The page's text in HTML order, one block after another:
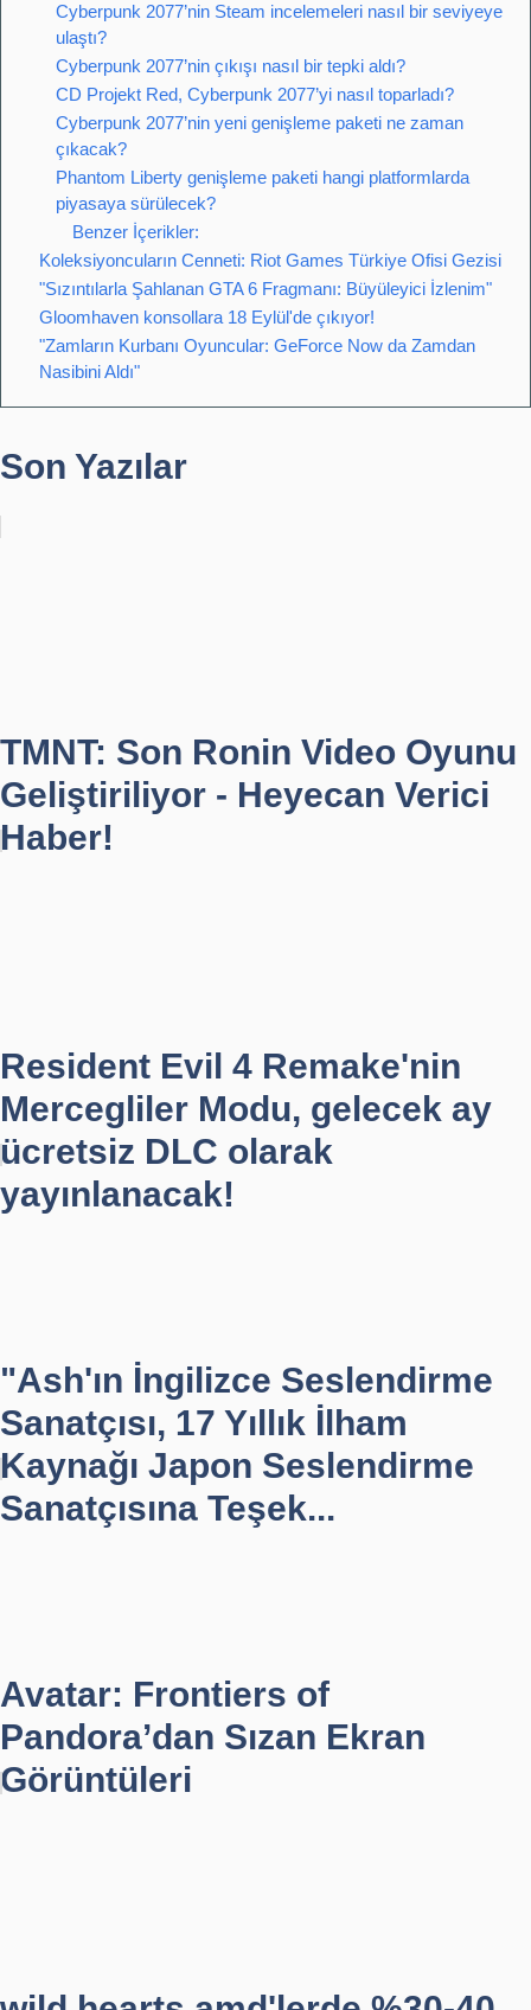
Cyberpunk 2077’nin Steam incelemeleri nasıl bir seviyeye
ulaştı?
Cyberpunk 2077’nin çıkışı nasıl bir tepki aldı?
CD Projekt Red, Cyberpunk 2077’yi nasıl toparladı?
Cyberpunk 2077’nin yeni genişleme paketi ne zaman
çıkacak?
Phantom Liberty genişleme paketi hangi platformlarda
piyasaya sürülecek?
Benzer İçerikler:
Koleksiyoncuların Cenneti: Riot Games Türkiye Ofisi Gezisi
"Sızıntılarla Şahlanan GTA 6 Fragmanı: Büyüleyici İzlenim"
Gloomhaven konsollara 18 Eylül'de çıkıyor!
"Zamların Kurbanı Oyuncular: GeForce Now da Zamdan
Nasibini Aldı"
Son Yazılar
TMNT: Son Ronin Video Oyunu
Geliştiriliyor - Heyecan Verici
Haber!
Resident Evil 4 Remake'nin
Mercegliler Modu, gelecek ay
ücretsiz DLC olarak
yayınlanacak!
"Ash'ın İngilizce Seslendirme
Sanatçısı, 17 Yıllık İlham
Kaynağı Japon Seslendirme
Sanatçısına Teşek...
Avatar: Frontiers of
Pandora’dan Sızan Ekran
Görüntüleri